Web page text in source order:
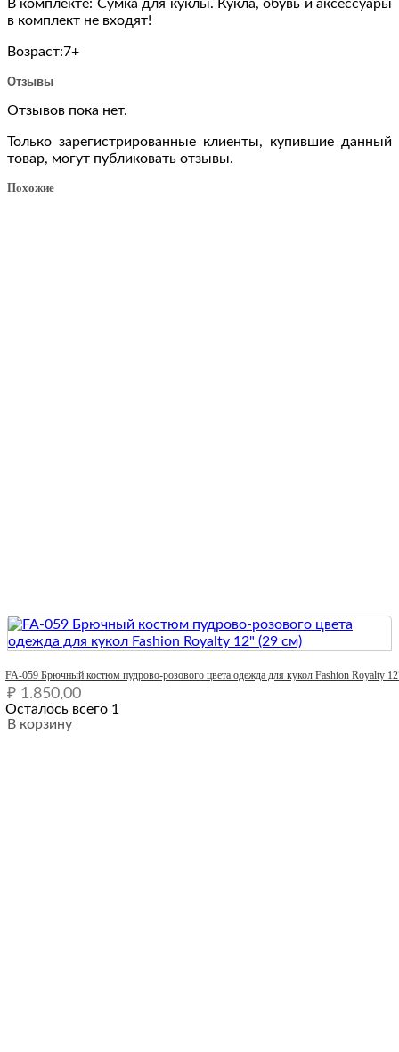
см)
В комплекте: Сумка для куклы. Кукла, обувь и аксессуары
в комплект не входят!
Возраст:7+
Отзывы
Отзывов пока нет.
Только зарегистрированные клиенты, купившие данный
товар, могут публиковать отзывы.
Похожие
FA-059 Брючный костюм пудрово-розового цвета одежда для кукол Fashion Royalty
₽ 1.850,00
Осталось всего 1
В корзину